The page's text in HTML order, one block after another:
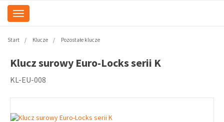
Start Klucze Pozostałe klucze
Klucz surowy Euro-Locks serii K
KL-EU-008